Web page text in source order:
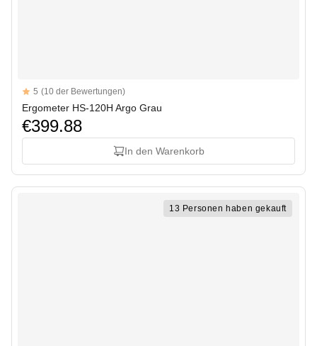
Reviews
5 out of 5 stars
5 (10 der Bewertungen)
Ergometer HS-120H Argo Grau
€399.88
In den Warenkorb
13 Personen haben gekauft